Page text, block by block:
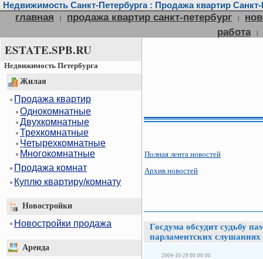
Недвижимость Санкт-Петербурга : Продажа квартир
главная | продажа квартир санкт-петербург |
работа
|
ESTATE.SPB.RU
Недвижимость Петербурга
Жилая
Продажа квартир
Однокомнатные
Двухкомнатные
Трехкомнатные
Четырехкомнатные
Многокомнатные
Продажа комнат
Куплю квартиру/комнату
Новостройки
Новостройки продажа
Аренда
Полная лента новостей
Архив новостей
Госдума обсудит судьбу
парламентских слушаниях
2004-10-29 00:00:00